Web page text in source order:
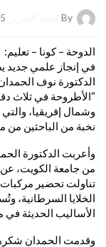
By
الدوحة – كونا – تعليم:
في إنجاز علمي جديد
الدكتورة نوف
“الأطروحة في ثلاث
وشمال إفريقيا،
نخبة من الباحثين
وأعربت الدكتورة
من جامعة الكويت، عن
تناولت تحضير
الخلايا السرطانية،
الأساليب الحديثة
وقدمت الحمدان